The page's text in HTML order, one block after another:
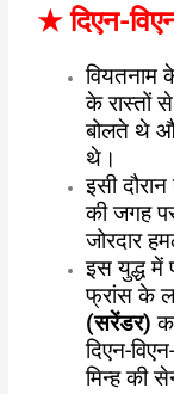
★दिएन-
वियतनाम
के रास्तों
बोलते थे
थे।
इसी
की जगह
जोरदार
इस युद्ध में
फ्रांस के
(सरेंडर)
दिएन-
मिन्ह की